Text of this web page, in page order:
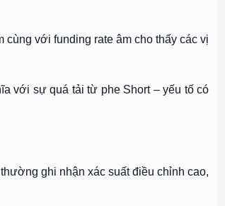
với funding rate âm cho thấy các vị
với sự quá tải từ phe Short – yếu tố có
ghi nhận xác suất điều chỉnh cao,